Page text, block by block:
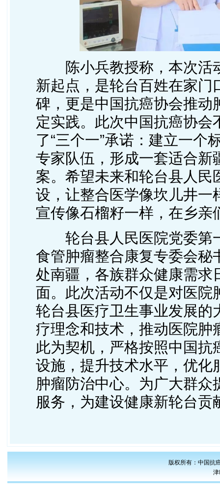
陈小兵教授称，本次活
新起点，是轮台百姓在家
碑，更是中国抗癌协会推动
定实践。此次中国抗癌协
了“三个一”承诺：建立一个
专家队伍，形成一套适合新
案。希望未来和轮台县人
设，让整合医学像坎儿井一
宣传像石榴籽一样，在乡亲
轮台县人民医院党委第
食管肿瘤整合康复专委会秘
处南疆，各族群众健康需求
面。此次活动不仅是对医院
轮台县医疗卫生事业发展的
疗理念和技术，推动医院肿
此为契机，严格按照中国
设施，提升技术水平，优化
肿瘤防治中心。为广大群
服务，为建设健康新轮台贡
版权所有：中国抗